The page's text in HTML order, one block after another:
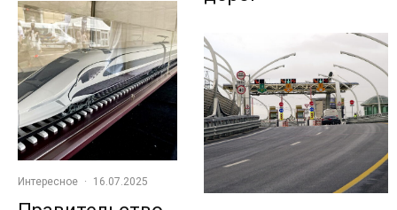
Интересное · 16.07.2025